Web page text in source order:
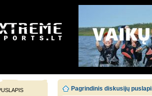
SPORTS.LT
Pagrindinis diskusijų